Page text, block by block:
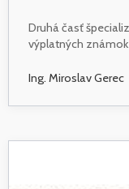
Druhá časť
výplatných
Ing. Miroslav Gerec